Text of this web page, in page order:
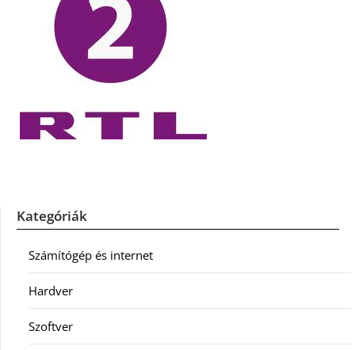
Kategóriák
Számítógép és internet
Hardver
Szoftver